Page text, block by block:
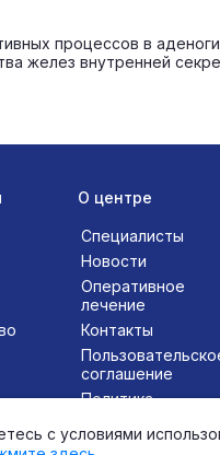
процессов в
желез внутренней
О центре
Специалисты
Новости
Оперативное
лечение
Контакты
соглашение
Политика
с условиями